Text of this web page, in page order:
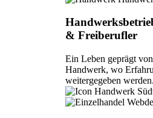
& Freiberufler
Ein Leben geprägt
Handwerk, wo
weitergegeben werden.